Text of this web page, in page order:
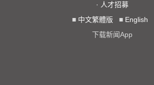
· 人才招募
■ 中文繁體版 ■ English
下载新闻App